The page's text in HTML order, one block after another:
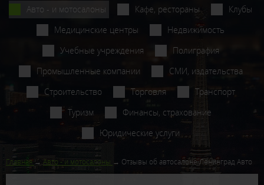
Авто - и мотосалоны Кафе, рестораны
Клубы
Медицинские центры
Недвижимость
Учебные учреждения
Полиграфия
Промышленные компании
СМИ, издательства
Строительство
Торговля
Транспорт
Туризм
Финансы, страхование
Юридические услуги
Главная Авто - и мотосалоны Отзывы об автосалоне Ленинград Авто